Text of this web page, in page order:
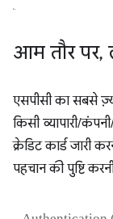
आम तौर पर,
एसपीसी का सबसे
किसी व्यापारी/
क्रेडिट कार्ड जारी
पहचान की पुष्टि